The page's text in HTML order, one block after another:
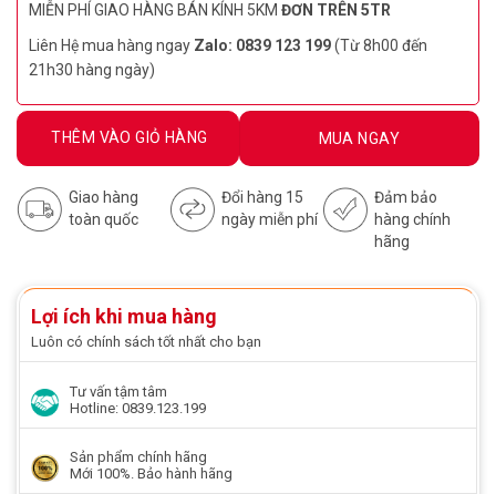
MIỄN PHÍ GIAO HÀNG BÁN KÍNH 5KM ĐƠN TRÊN 5TR
Liên Hệ mua hàng ngay Zalo: 0839 123 199(Từ 8h00 đến
21h30 hàng ngày)
THÊM VÀO GIỎ HÀNG MUA NGAY
Giao hàng
toàn quốc
Đổi hàng 15
ngày miễn phí
Đảm bảo
hàng chính
hãng
Lợi ích khi mua hàng
Luôn có chính sách tốt nhất cho bạn
Tư vấn tậm tâm
Hotline: 0839.123.199
Sản phẩm chính hãng
Mới 100%. Bảo hành hãng